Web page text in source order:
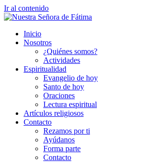
Ir al contenido
Inicio
Nosotros
¿Quiénes somos?
Actividades
Espiritualidad
Evangelio de hoy
Santo de hoy
Oraciones
Lectura espiritual
Artículos religiosos
Contacto
Rezamos por ti
Ayúdanos
Forma parte
Contacto